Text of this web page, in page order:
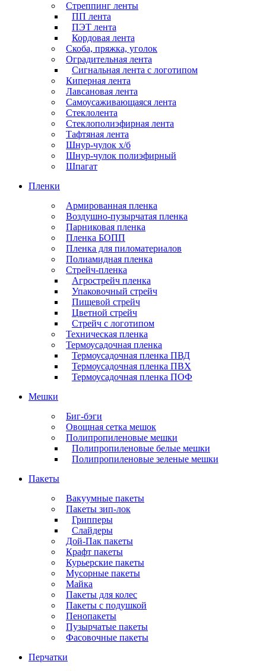
Стреппинг ленты
ПП лента
ПЭТ лента
Кордовая лента
Скоба, пряжка, уголок
Оградительная лента
Сигнальная лента с логотипом
Киперная лента
Лавсановая лента
Самоусаживающаяся лента
Стеклолента
Стеклополиэфирная лента
Тафтяная лента
Шнур-чулок х/б
Шнур-чулок полиэфирный
Шпагат
Пленки
Армированная пленка
Воздушно-пузырчатая пленка
Парниковая пленка
Пленка БОПП
Пленка для пиломатериалов
Полиамидная пленка
Стрейч-пленка
Агрострейч пленка
Упаковочный стрейч
Пищевой стрейч
Цветной стрейч
Стрейч с логотипом
Техническая пленка
Термоусадочная пленка
Термоусадочная пленка ПВД
Термоусадочная пленка ПВХ
Термоусадочная пленка ПОФ
Мешки
Биг-бэги
Овощная сетка мешок
Полипропиленовые мешки
Полипропиленовые белые мешки
Полипропиленовые зеленые мешки
Пакеты
Вакуумные пакеты
Пакеты зип-лок
Грипперы
Слайдеры
Дой-Пак пакеты
Крафт пакеты
Курьерские пакеты
Мусорные пакеты
Майка
Пакеты для колес
Пакеты с подушкой
Пенопакеты
Пузырчатые пакеты
Фасовочные пакеты
Перчатки